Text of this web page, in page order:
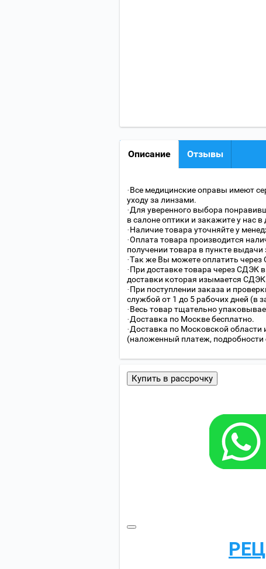
Описание Отзывы
·Все медицинские оправы имеют
уходу за линзами.
·Для уверенного выбора
в салоне оптики и закажите у нас
·Наличие товара уточняйте у
·Оплата товара производится
получении товара в пункте
·Так же Вы можете оплатить
·При доставке товара через СДЭК
доставки которая изымается
·При поступлении заказа и
службой от 1 до 5 рабочих дней (в
·Весь товар тщательно
·Доставка по Москве бесплатно.
·Доставка по Московской
(наложенный платеж, подробности
Купить в рассрочку